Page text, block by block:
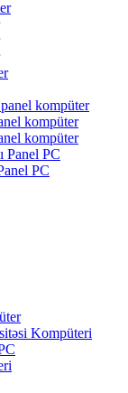
kompüter
kompüter
kompüter
Panel PC
PC
Kompüteri